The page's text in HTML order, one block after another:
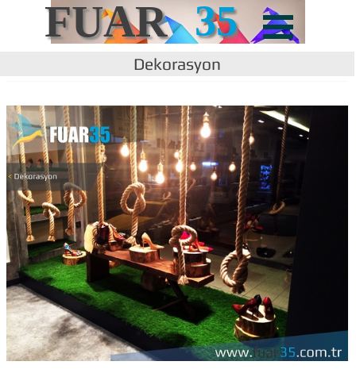
FUAR 35
Dekorasyon